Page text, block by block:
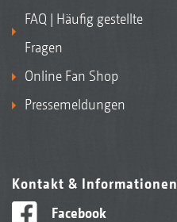
FAQ | Häufig gestellte
Fragen
Online Fan Shop
Pressemeldungen
Kontakt & Informationen
Facebook